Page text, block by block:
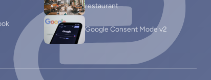
restaurant
Google Consent Mode v2